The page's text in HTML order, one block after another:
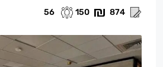
874
150
56